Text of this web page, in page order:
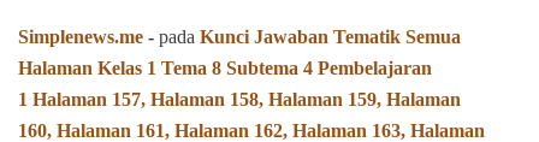
Simplenews.me - pada Kunci Jawaban Tematik Semua
Halaman Kelas 1 Tema 8 Subtema 4 Pembelajaran
1 Halaman 157, Halaman 158, Halaman 159, Halaman
160, Halaman 161, Halaman 162, Halaman 163, Halaman